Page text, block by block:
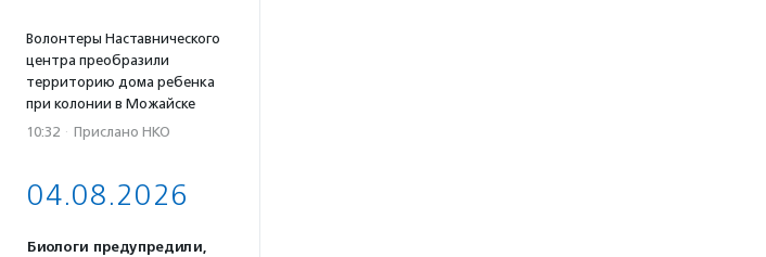
Волонтеры Наставнического
центра преобразили
территорию дома ребенка
при колонии в Можайске
10:32 · Прислано НКО
04.08.2026
Биологи предупредили,